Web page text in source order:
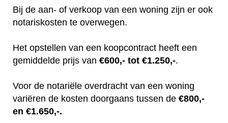
Bij de aan- of verkoop van een woning zijn er ook
notariskosten te overwegen.
Het opstellen van een koopcontract heeft een
gemiddelde prijs van €600,- tot €1.250,-.
Voor de notariële overdracht van een woning
variëren de kosten doorgaans tussen de €800,-
en €1.650,-.